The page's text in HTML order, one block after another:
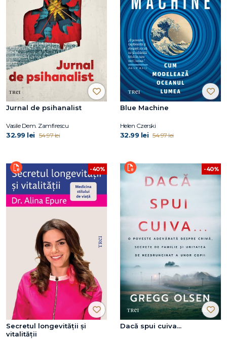
Jurnal de psihanalist
Vasile Dem. Zamfirescu
32.99 lei 54.97 lei
Blue Machine
Helen Czerski
32.99 lei 54.97 lei
-40%
Secretul longevității și
vitalității
-40%
Dacă spui cuiva...